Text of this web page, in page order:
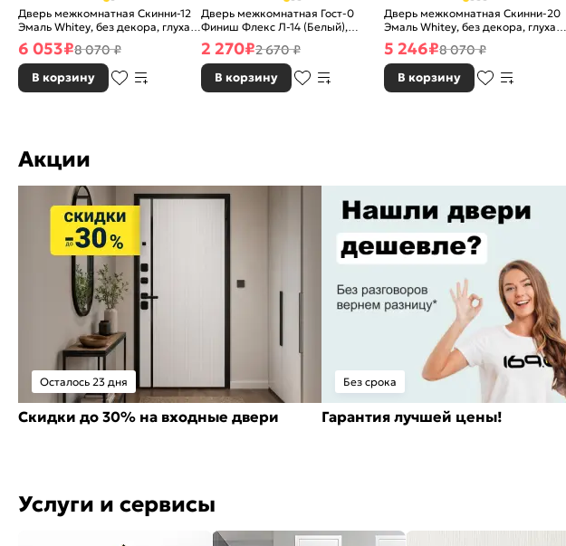
Дверь межкомнатная Скинни-12
Эмаль Whitey, без декора, глухая,
без стекла, без кромки, скиновая
6 053₽8 070 ₽
В корзину
Дверь межкомнатная Гост-0
Финиш Флекс Л-14 (Белый),
глухая, каркасно-щитовая
2 270₽2 670 ₽
В корзину
Дверь межкомнатная Скинни-20
Эмаль Whitey, без декора, глухая,
без стекла, без кромки, скиновая
5 246₽8 070 ₽
В корзину
Акции
Осталось 23 дня
Скидки до 30% на входные двери
Без срока
Гарантия лучшей цены!
Услуги и сервисы